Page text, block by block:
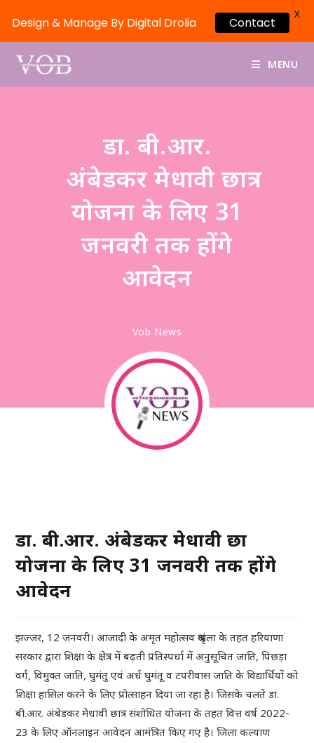
MENU
डा. बी.आर.
अंबेडकर मेधावी छात्र
योजना के लिए 31
जनवरी तक होंगे
आवेदन
Vob News
डा. बी.आर. अंबेडकर मेधावी छात्र
योजना के लिए 31 जनवरी तक होंगे
आवेदन
झज्जर, 12 जनवरी। आजादी के अमृत महोत्सव श्रृंखला के तहत हरियाणा
सरकार द्वारा शिक्षा के क्षेत्र में बढ़ती प्रतिस्पर्धा में अनुसूचित जाति, पिछड़ा
वर्ग, विमुक्त जाति, घुमंतु एवं अर्ध घुमंतू व टपरीवास जाति के विद्यार्थियों को
शिक्षा हासिल करने के लिए प्रोत्साहन दिया जा रहा है। जिसके चलते डा.
बी.आर. अंबेडकर मेधावी छात्र संशोधित योजना के तहत वित्त वर्ष 2022-
23 के लिए ऑनलाइन आवेदन आमंत्रित किए गए है। जिला कल्याण
Design & Manage By Digital Drolia Contact
X